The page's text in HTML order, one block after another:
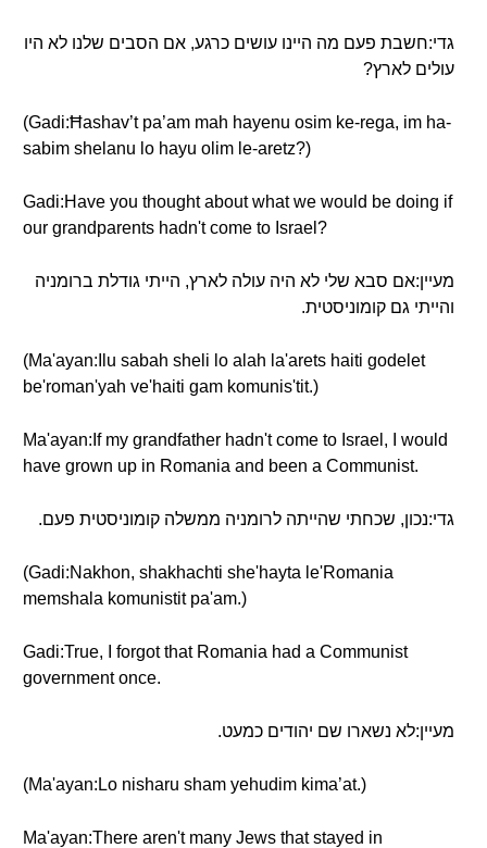
גדי:חשבת פעם מה היינו עושים כרגע, אם הסבים שלנו לא היו
עולים לארץ?
(Gadi:Ħashav’t pa’am mah hayenu osim ke-rega, im ha-
sabim shelanu lo hayu olim le-aretz?)
Gadi:Have you thought about what we would be doing if
our grandparents hadn't come to Israel?
מעיין:אם סבא שלי לא היה עולה לארץ, הייתי גודלת ברומניה
והייתי גם קומוניסטית.
(Ma'ayan:Ilu sabah sheli lo alah la'arets haiti godelet
be'roman'yah ve'haiti gam komunis'tit.)
Ma'ayan:If my grandfather hadn't come to Israel, I would
have grown up in Romania and been a Communist.
גדי:נכון, שכחתי שהייתה לרומניה ממשלה קומוניסטית פעם.
(Gadi:Nakhon, shakhachti she'hayta le'Romania
memshala komunistit pa'am.)
Gadi:True, I forgot that Romania had a Communist
government once.
מעיין:לא נשארו שם יהודים כמעט.
(Ma'ayan:Lo nisharu sham yehudim kima’at.)
Ma'ayan:There aren't many Jews that stayed in